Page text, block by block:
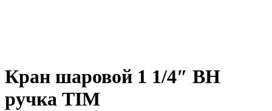
Кран шаровой 1 1/4″ ВН
ручка TIM